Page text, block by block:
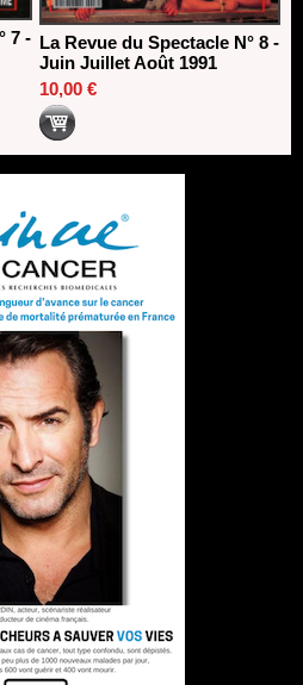
7 - La Revue du Spectacle N° 8 -
Juin Juillet Août 1991
10,00 €